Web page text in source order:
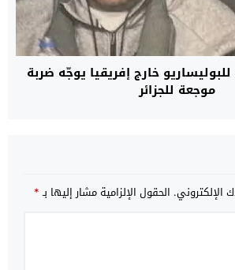
خارج إفريقيا يوجّه ضربة
موجعة للجزائر
الإلكتروني. الحقول الإلزامية مشار إليها بـ*